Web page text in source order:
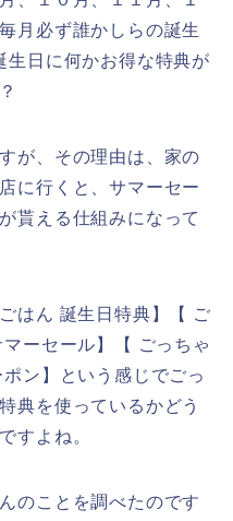
月必ず誰かしらの誕生
生日に何かお得な特典が
が、その理由は、家の
に行くと、サマーセー
貰える仕組みになって
はん 誕生日特典】【 ご
ーセール】【 ごっちゃ
ン】という感じでごっ
典を使っているかどう
すよね。
のことを調べたのです